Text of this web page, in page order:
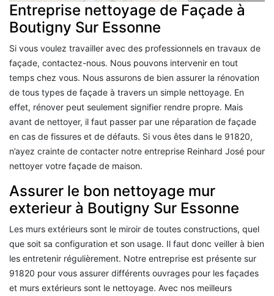
Entreprise nettoyage de Façade à
Boutigny Sur Essonne
Si vous voulez travailler avec des professionnels en travaux de
façade, contactez-nous. Nous pouvons intervenir en tout
temps chez vous. Nous assurons de bien assurer la rénovation
de tous types de façade à travers un simple nettoyage. En
effet, rénover peut seulement signifier rendre propre. Mais
avant de nettoyer, il faut passer par une réparation de façade
en cas de fissures et de défauts. Si vous êtes dans le 91820,
n’ayez crainte de contacter notre entreprise Reinhard José pour
nettoyer votre façade de maison.
Assurer le bon nettoyage mur
exterieur à Boutigny Sur Essonne
Les murs extérieurs sont le miroir de toutes constructions, quel
que soit sa configuration et son usage. Il faut donc veiller à bien
les entretenir régulièrement. Notre entreprise est présente sur
91820 pour vous assurer différents ouvrages pour les façades
et murs extérieurs sont le nettoyage. Avec nos meilleurs